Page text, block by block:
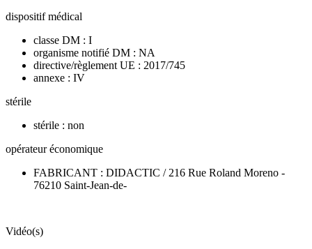
dispositif médical
classe DM : I
organisme notifié DM : NA
directive/règlement UE : 2017/745
annexe : IV
stérile
stérile : non
opérateur économique
FABRICANT : DIDACTIC / 216 Rue Roland Moreno -
76210 Saint-Jean-de-
Vidéo(s)